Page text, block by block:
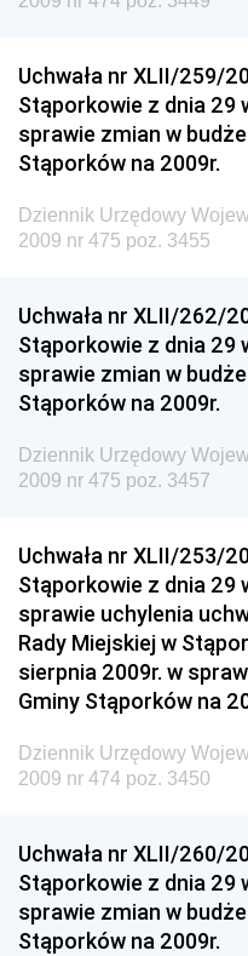
Inspektora Ochrony
Dziennik Urzędowy
Narodowego i Sportu
Dziennik Urzędowy
Dziennik Urzędowy
Dziennik Urzędowy
Narodowego i Sportu
Dziennik Urzędowy
Społecznej
Dziennik Urzędowy
Granicznej
Drogowego
Dziennik Urzędowy
Dziennik Urzędowy
Dziennik Urzędowy
Społecznej
Dziennik Urzędowy
i Gospodarki Morskiej
Dziennik Urzędowy
Dziennik Urzędowy
Antykorupcyjnego
Uchwała nr XLII/259/
Stąporkowie z dnia 29
sprawie zmian w
Stąporków na 2009r.
Dziennik Urzędowy
2009 nr 475 poz. 3455
Uchwała nr XLII/262/
Stąporkowie z dnia 29
sprawie zmian w
Stąporków na 2009r.
Dziennik Urzędowy
2009 nr 475 poz. 3457
Uchwała nr XLII/253/
Stąporkowie z dnia 29
sprawie uchylenia
Rady Miejskiej w
sierpnia 2009r. w
Gminy Stąporków na
Dziennik Urzędowy
2009 nr 474 poz. 3450
Uchwała nr XLII/260/
Stąporkowie z dnia 29
sprawie zmian w
Stąporków na 2009r.